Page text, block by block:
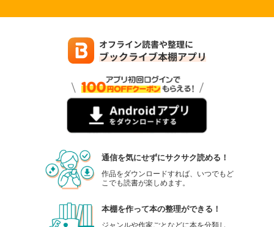
通信を気にせずにサクサク読める！
作品をダウンロードすれば、いつでもど
こでも読書が楽しめます。
本棚を作って本の整理ができる！
ジャンルや作家ごとなどに本を分類し